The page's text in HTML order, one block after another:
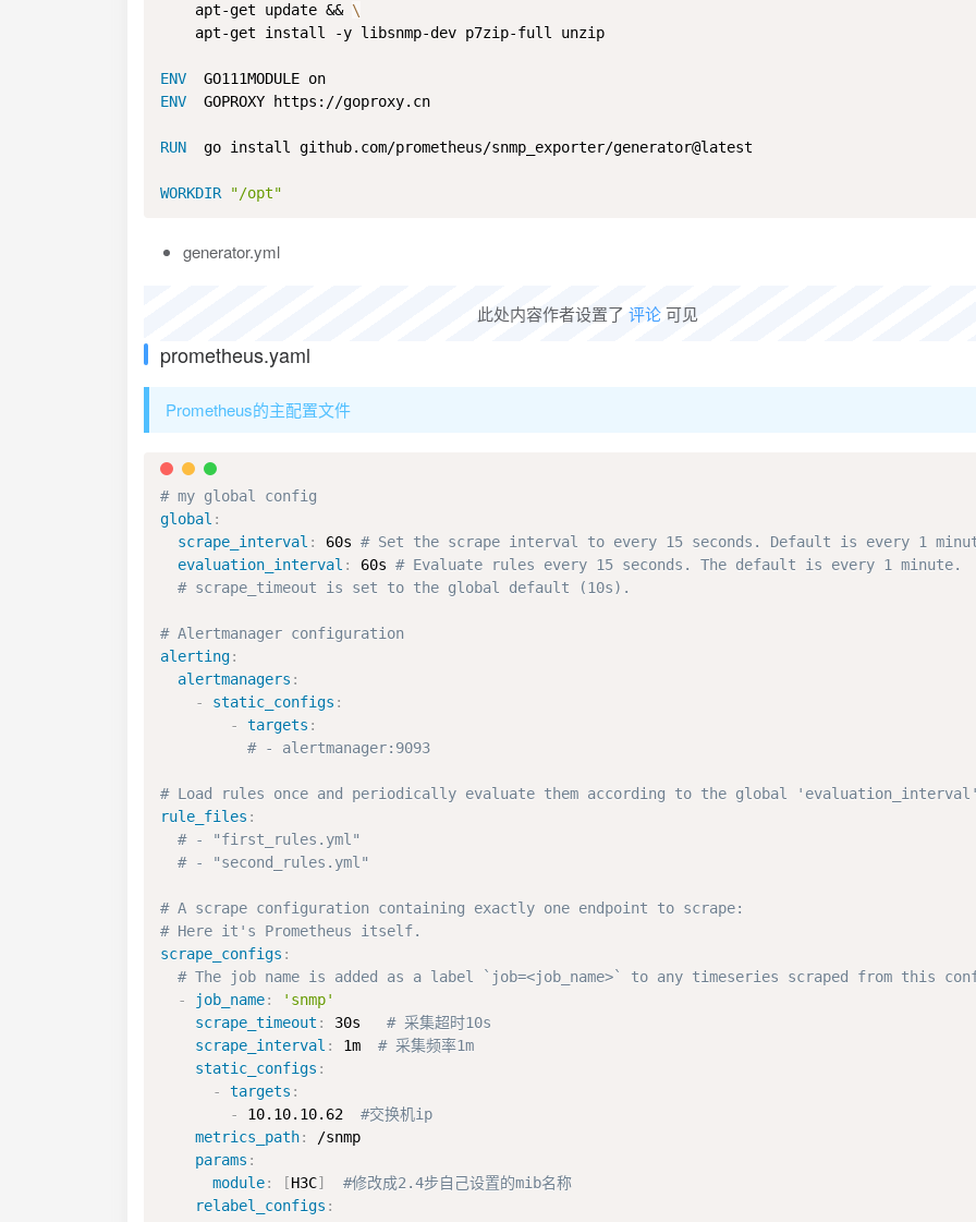
    apt-get update &&
\
    apt-get install -y libsnmp-dev p7zip-full unzip
ENV
  GO111MODULE on
ENV
  GOPROXY https://goproxy.cn
RUN
  go install github.com/prometheus/snmp_exporter/generator@latest
WORKDIR "/opt"
generator.yml
此处内容作者设置了 评论可见
prometheus.yaml
Prometheus的主配置文件
# my global config
global :
scrape_interval : 60s # Set the scrape interval to every 15 seconds. Default is every 1
evaluation_interval : 60s # Evaluate rules every 15 seconds. The default is every 1 minute.
# scrape_timeout is set to the global default (10s).
# Alertmanager configuration
alerting:
alertmanagers :
-
static_configs :
-
targets :
# - alertmanager:9093
# Load rules once and periodically evaluate them according to the global
rule_files :
# - "first_rules.yml"
# - "second_rules.yml"
# A scrape configuration containing exactly one endpoint to scrape:
# Here it's Prometheus itself.
scrape_configs :
# The job name is added as a label `job=<job_name>` to any timeseries scraped from this
-
job_name:
'snmp'
scrape_timeout : 30s # 采集超时10s
scrape_interval : 1m # 采集频率1m
static_configs :
-
targets :
-
10.10.10.62 #交换机ip
metrics_path:
/snmp
params :
module: [H3C]
#修改成2.4步自己设置的mib名称
relabel_configs :